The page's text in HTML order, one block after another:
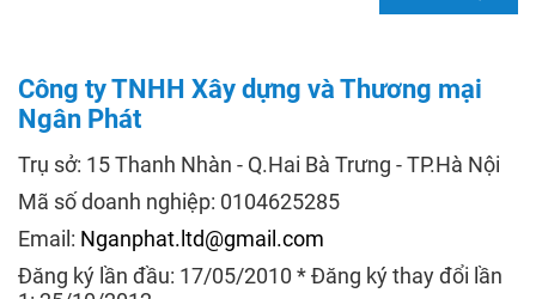
Công ty TNHH Xây dựng và Thương mại
Ngân Phát
Trụ sở: 15 Thanh Nhàn - Q.Hai Bà Trưng - TP.Hà Nội
Mã số doanh nghiệp: 0104625285
Email: Nganphat.ltd@gmail.com
Đăng ký lần đầu: 17/05/2010 * Đăng ký thay đổi lần